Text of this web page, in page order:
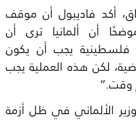
أكد فاديبول أن موقف
أن ألمانيا ترى أن
فلسطينية يجب أن يكون
لكن هذه العملية يجب
وقت.”
الألماني في ظل أزمة